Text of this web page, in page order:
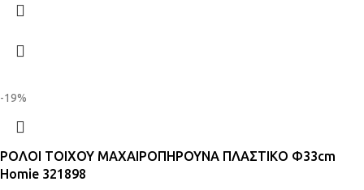
-19%
ΡΟΛΟΙ ΤΟΙΧΟΥ ΜΑΧΑΙΡΟΠΗΡΟΥΝΑ ΠΛΑΣΤΙΚΟ Φ33cm
Homie 321898